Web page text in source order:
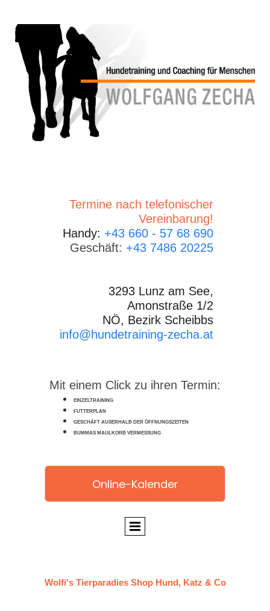
Termine nach telefonischer
Vereinbarung!
Handy: +43 660 - 57 68 690
Geschäft: +43 7486 20225
3293 Lunz am See,
Amonstraße 1/2
NÖ, Bezirk Scheibbs
info@hundetraining-zecha.at
Mit einem Click zu ihren Termin:
EINZELTRAINING
FUTTERPLAN
GESCHÄFT AUSERHALB DER ÖFFNUNGSZEITEN
BUMMAS MAULKORB VERMESSUNG
Online-Kalender
Wolfi's Tierparadies Shop Hund, Katz & Co